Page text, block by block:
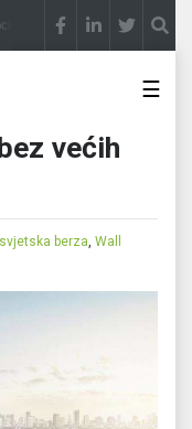
potencijal pretvara u destinaciju
☰
većih
svjetska berza,Wall